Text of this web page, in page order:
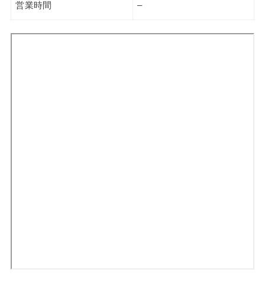
営業時間 –